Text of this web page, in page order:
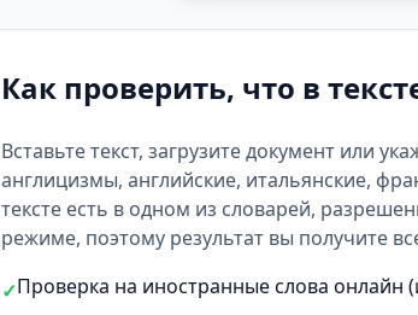
Как проверить, что в
Вставьте текст, загрузите документ или
англицизмы, английские, итальянские,
тексте есть в одном из словарей,
режиме, поэтому результат вы получите
✓Проверка на иностранные слова онлайн